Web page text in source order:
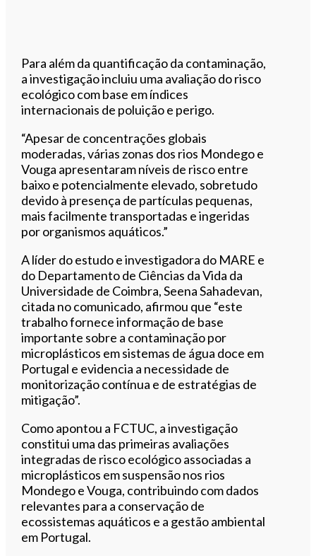
Para além da quantificação da contaminação,
a investigação incluiu uma avaliação do risco
ecológico com base em índices
internacionais de poluição e perigo.
“Apesar de concentrações globais
moderadas, várias zonas dos rios Mondego e
Vouga apresentaram níveis de risco entre
baixo e potencialmente elevado, sobretudo
devido à presença de partículas pequenas,
mais facilmente transportadas e ingeridas
por organismos aquáticos.”
A líder do estudo e investigadora do MARE e
do Departamento de Ciências da Vida da
Universidade de Coimbra, Seena Sahadevan,
citada no comunicado, afirmou que “este
trabalho fornece informação de base
importante sobre a contaminação por
microplásticos em sistemas de água doce em
Portugal e evidencia a necessidade de
monitorização contínua e de estratégias de
mitigação”.
Como apontou a FCTUC, a investigação
constitui uma das primeiras avaliações
integradas de risco ecológico associadas a
microplásticos em suspensão nos rios
Mondego e Vouga, contribuindo com dados
relevantes para a conservação de
ecossistemas aquáticos e a gestão ambiental
em Portugal.